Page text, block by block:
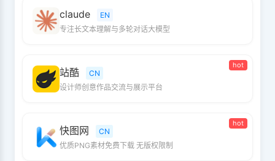
claude
EN
专注长文本理解与多轮对话大模型
hot
站酷
CN
设计师创意作品交流与展示平台
hot
快图网
CN
优质PNG素材免费下载 无版权限制